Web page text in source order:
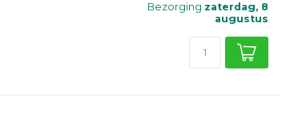
Bezorging zaterdag, 8
augustus